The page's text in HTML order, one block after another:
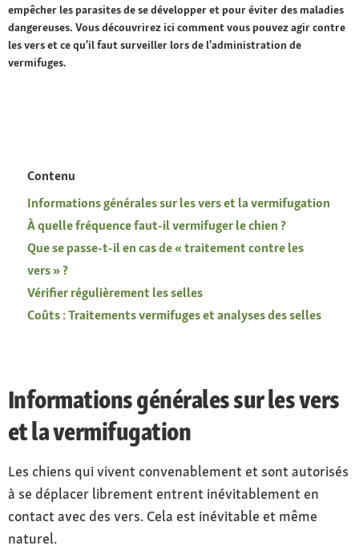
empêcher les parasites de se développer et pour éviter des maladies
dangereuses. Vous découvrirez ici comment vous pouvez agir contre
les vers et ce qu'il faut surveiller lors de l'administration de
vermifuges.
Contenu
Informations générales sur les vers et la vermifugation
À quelle fréquence faut-il vermifuger le chien ?
Que se passe-t-il en cas de « traitement contre les
vers » ?
Vérifier régulièrement les selles
Coûts : Traitements vermifuges et analyses des selles
Informations générales sur les vers
et la vermifugation
Les chiens qui vivent convenablement et sont autorisés
à se déplacer librement entrent inévitablement en
contact avec des vers. Cela est inévitable et même
naturel.